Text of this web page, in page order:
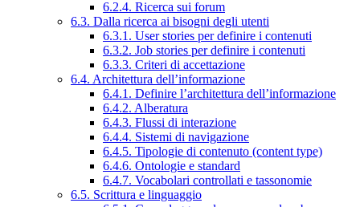
6.2.4. Ricerca sui forum
6.3. Dalla ricerca ai bisogni degli utenti
6.3.1. User stories per definire i contenuti
6.3.2. Job stories per definire i contenuti
6.3.3. Criteri di accettazione
6.4. Architettura dell’informazione
6.4.1. Definire l’architettura dell’informazione
6.4.2. Alberatura
6.4.3. Flussi di interazione
6.4.4. Sistemi di navigazione
6.4.5. Tipologie di contenuto (content type)
6.4.6. Ontologie e standard
6.4.7. Vocabolari controllati e tassonomie
6.5. Scrittura e linguaggio